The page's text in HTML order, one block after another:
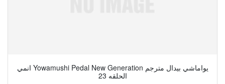
انمي Yowamushi Pedal New Generation يواماشي بيدال مترجم
الحلقه 23